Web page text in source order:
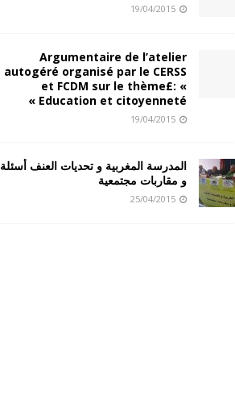
19/04/2015
Argumentaire de l’atelier
autogéré organisé par le CERSS
et FCDM sur le thème£: «
Education et citoyenneté »
19/04/2015
المدرسة المغربية و تحديات العنف أسئلة
و مقاربات مجتمعية
25/04/2015